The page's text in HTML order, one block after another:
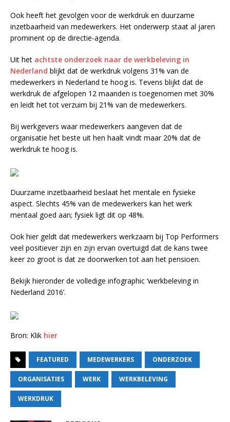
Ook heeft het gevolgen voor de werkdruk en duurzame
inzetbaarheid van medewerkers. Het onderwerp staat al jaren
prominent op de directie-agenda.
Uit het achtste onderzoek naar de werkbeleving in
Nederland blijkt dat de werkdruk volgens 31% van de
medewerkers in Nederland te hoog is. Tevens blijkt dat de
werkdruk de afgelopen 12 maanden is toegenomen met 30%
en leidt het tot verzuim bij 21% van de medewerkers.
Bij werkgevers waar medewerkers aangeven dat de
organisatie het beste uit hen haalt vindt maar 20% dat de
werkdruk te hoog is.
Duurzame inzetbaarheid beslaat het mentale en fysieke
aspect. Slechts 45% van de medewerkers kan het werk
mentaal goed aan; fysiek ligt dit op 48%.
Ook hier geldt dat medewerkers werkzaam bij Top Performers
veel positiever zijn en zijn ervan overtuigd dat de kans twee
keer zo groot is dat ze doorwerken tot aan het pensioen.
Bekijk hieronder de volledige infographic ‘werkbeleving in
Nederland 2016’.
Bron: Klik hier
FEATURED MEDEWERKERS ONDERZOEK
ORGANISATIES WERK WERKBELEVING
WERKDRUK